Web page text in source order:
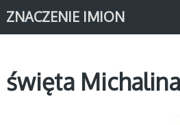
ZNACZENIE IMION
święta